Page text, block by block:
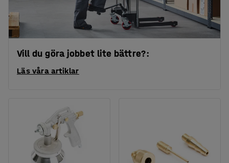
Vill du göra jobbet lite bättre?:
Läs våra artiklar